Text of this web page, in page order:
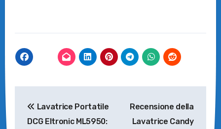
articoli
Lavatrice Portatile
DCG Eltronic ML5950:
Recensione della
Lavatrice Candy